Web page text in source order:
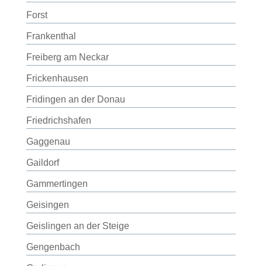
Forst
Frankenthal
Freiberg am Neckar
Frickenhausen
Fridingen an der Donau
Friedrichshafen
Gaggenau
Gaildorf
Gammertingen
Geisingen
Geislingen an der Steige
Gengenbach